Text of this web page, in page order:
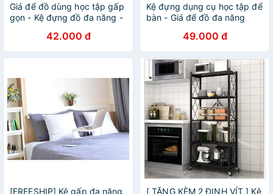
Giá để đồ dùng học tập gấp
gọn - Kệ đựng đồ đa năng -
DaiSy Decor42.000 đ
Kệ đựng dụng cụ học tập để
bàn - Giá để đồ đa năng
MiuMiu Mart49.000 đ
[FREESHIP] Kệ gấp đa năng [ TẶNG KÈM 2 ĐINH VÍT ] Kệ